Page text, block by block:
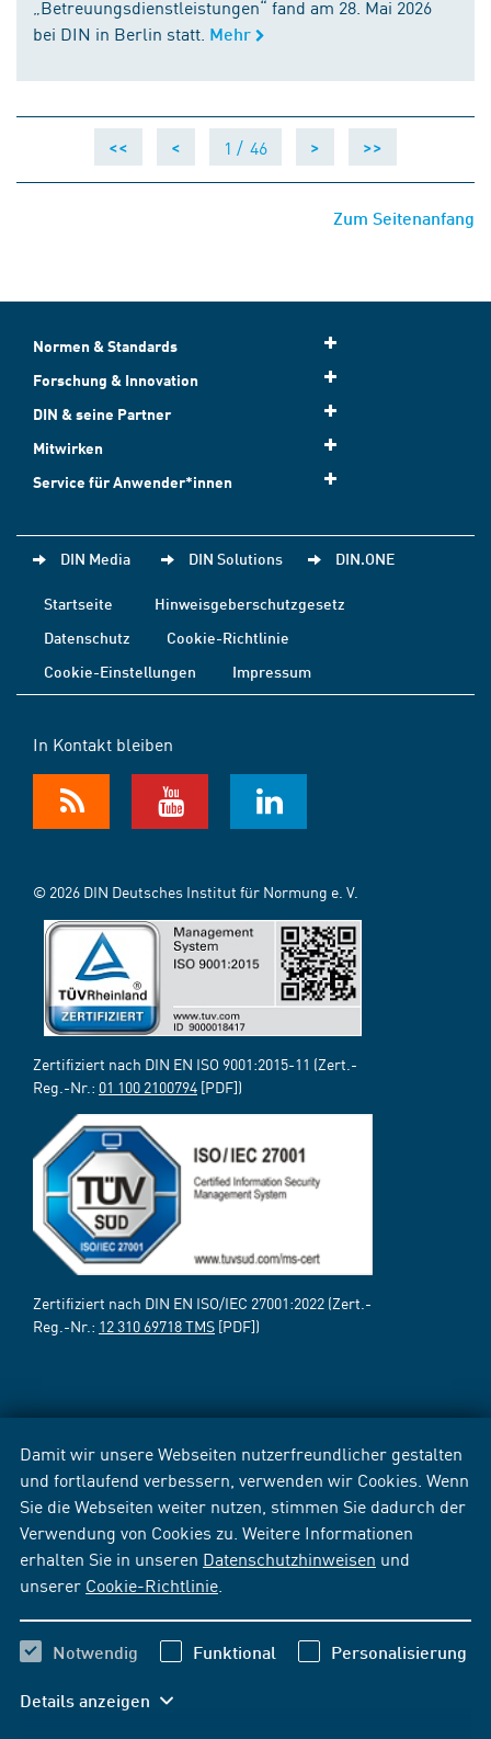
Damit wir unsere Webseiten nutzerfreundlicher gestalten
und fortlaufend verbessern, verwenden wir Cookies. Wenn
Sie die Webseiten weiter nutzen, stimmen Sie dadurch der
Verwendung von Cookies zu. Weitere Informationen
erhalten Sie in unseren Datenschutzhinweisen und
unserer Cookie-Richtlinie
Notwendig Funktional Personalisierung
Details anzeigen
„Betreuungsdienstleistungen“ fand am 28. Mai 2026
bei DIN in Berlin statt. Mehr
<< < 1 / 46 > >>
Zum Seitenanfang
Normen & Standards
Forschung & Innovation
DIN & seine Partner
Mitwirken
Service für Anwender*innen
DIN Media DIN Solutions DIN.ONE
Startseite
Hinweisgeberschutzgesetz
Datenschutz
Cookie-Richtlinie
Cookie-Einstellungen
Impressum
In Kontakt bleiben
© 2026 DIN Deutsches Institut für Normung e. V.
Zertifiziert nach DIN EN ISO 9001:2015-11 (Zert.-
Reg.-Nr.: 01 100 2100794 [PDF])
Zertifiziert nach DIN EN ISO/IEC 27001:2022 (Zert.-
Reg.-Nr.: 12 310 69718 TMS [PDF])